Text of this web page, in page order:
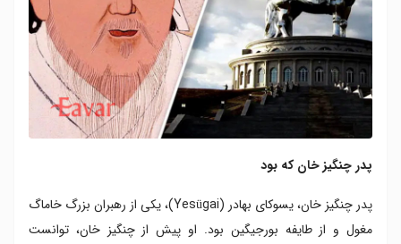
پدر چنگیز خان که بود
پدر چنگیز خان، یسوکای بهادر (Yesügai)، یکی از رهبران بزرگ خاماگ
مغول و از طایفه بورجیگین بود. او پیش از چنگیز خان، توانست